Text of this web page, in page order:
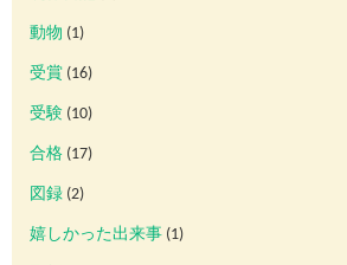
動物 (1)
受賞 (16)
受験 (10)
合格 (17)
図録 (2)
嬉しかった出来事 (1)